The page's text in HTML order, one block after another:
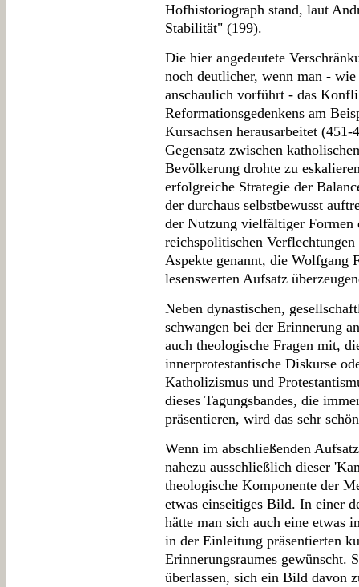
Hofhistoriograph stand, laut
Stabilität" (199).
Die hier angedeutete
noch deutlicher, wenn man -
anschaulich vorführt - das
Reformationsgedenkens am
Kursachsen herausarbeitet
Gegensatz zwischen
Bevölkerung drohte zu
erfolgreiche Strategie der
der durchaus selbstbewusst
der Nutzung vielfältiger Formen
reichspolitischen
Aspekte genannt, die Wolfgang
lesenswerten Aufsatz
Neben dynastischen,
schwangen bei der Erinnerung
auch theologische Fragen mit,
innerprotestantische Diskurse
Katholizismus und
dieses Tagungsbandes, die
präsentieren, wird das sehr
Wenn im abschließenden
nahezu ausschließlich dieser
theologische Komponente der
etwas einseitiges Bild. In einer
hätte man sich auch eine etwas
in der Einleitung präsentierten
Erinnerungsraumes gewünscht.
überlassen, sich ein Bild davon